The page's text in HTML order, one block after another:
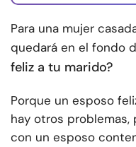
Para una mujer
quedará en el fondo
feliz a tu marido?
Porque un esposo
hay otros problemas,
con un esposo